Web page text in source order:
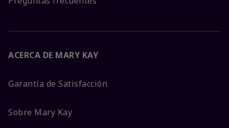
ACERCA DE MARY KAY
Garantía de Satisfacción
Sobre Mary Kay